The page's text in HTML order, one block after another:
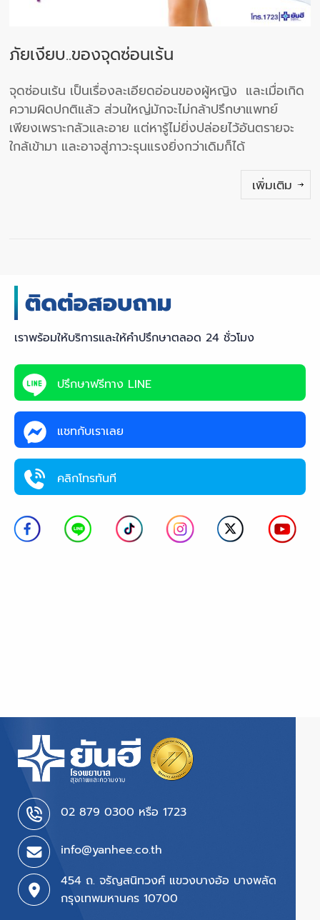
ภัยเงียบ..ของจุดซ่อนเร้น
จุดซ่อนเร้น เป็นเรื่องละเอียดอ่อนของผู้หญิง และเมื่อเกิด
ความผิดปกติแล้ว ส่วนใหญ่มักจะไม่กล้าปรึกษาแพทย์
เพียงเพราะกลัวและอาย แต่หารู้ไม่ยิ่งปล่อยไว้อันตรายจะ
ใกล้เข้ามา และอาจสู่ภาวะรุนแรงยิ่งกว่าเดิมก็ได้
เพิ่มเติม
เราพร้อมให้บริการและให้คำปรึกษาตลอด 24 ชั่วโมง
ปรึกษาฟรีทาง LINE
แชทกับเราเลย
คลิกโทรทันที
02 879 0300 หรือ 1723
info@yanhee.co.th
454 ถ. จรัญสนิทวงศ์ แขวงบางอ้อ บางพลัด
กรุงเทพมหานคร 10700